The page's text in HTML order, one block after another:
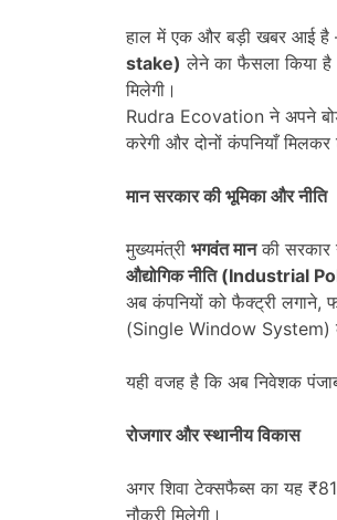
हाल में एक और बड़ी खबर आई
stake) लेने का फैसला किया
मिलेगी।
Rudra Ecovation ने अपने
करेगी और दोनों कंपनियाँ
मान सरकार की भूमिका और नीति
मुख्यमंत्री भगवंत मानकी सरकार
औद्योगिक नीति (Industrial
अब कंपनियों को फैक्ट्री लगाने,
(Single Window System) के
यही वजह है कि अब निवेशक
रोजगार और स्थानीय विकास
अगर शिवा टेक्सफैब्स का यह
नौकरी मिलेगी।